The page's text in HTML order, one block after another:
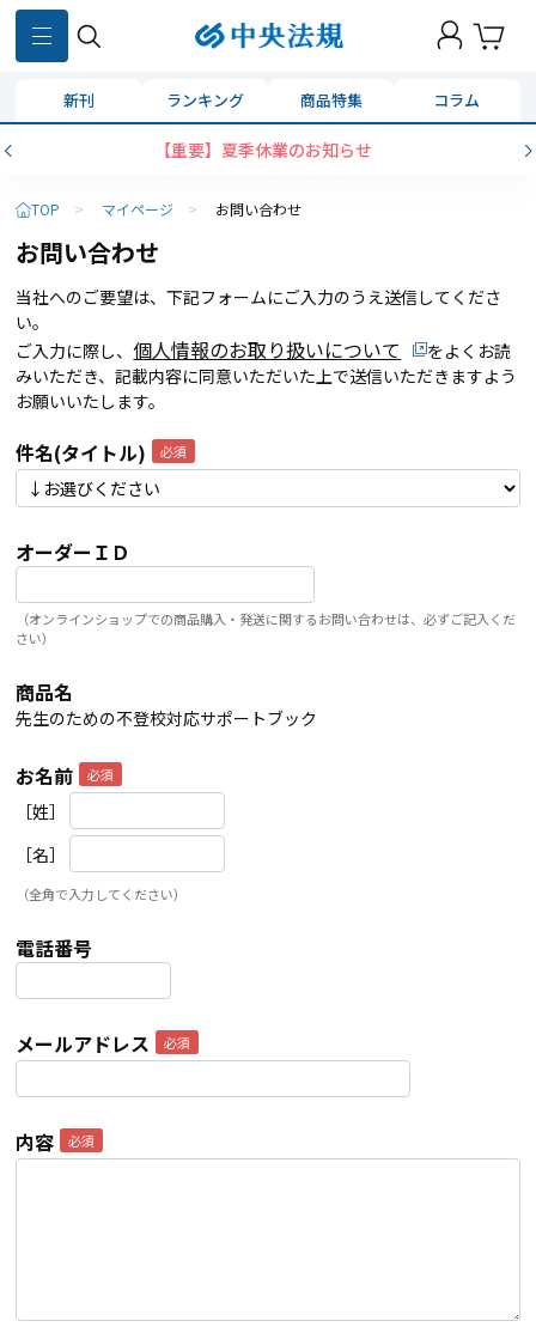
新刊 ランキング 商品特集 コラム
【重要】夏季休業のお知らせ
TOP > マイページ > お問い合わせ
お問い合わせ
当社へのご要望は、下記フォームにご入力のうえ送信してくださ
い。
ご入力に際し、 個人情報のお取り扱いについて
をよくお読
みいただき、記載内容に同意いただいた上で送信いただきますよう
お願いいたします。
件名(タイトル)
オーダーＩＤ
（オンラインショップでの商品購入・発送に関するお問い合わせは、必ずご記入くだ
さい）
商品名
先生のための不登校対応サポートブック
お名前
［姓］
［名］
（全角で入力してください）
電話番号
メールアドレス
内容